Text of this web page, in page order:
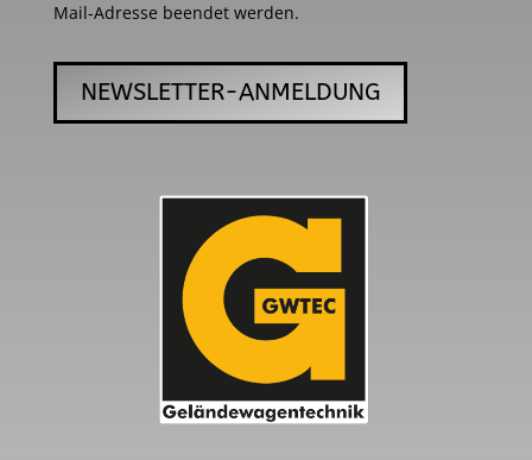
Mail-Adresse beendet werden.
NEWSLETTER-ANMELDUNG